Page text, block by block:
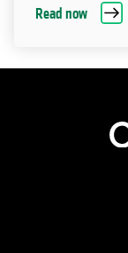
Read now